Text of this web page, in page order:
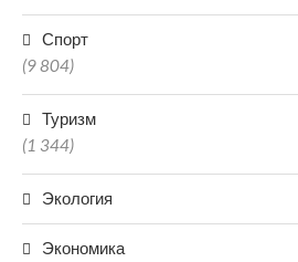
Спорт
(9 804)
Туризм
(1 344)
Экология
Экономика